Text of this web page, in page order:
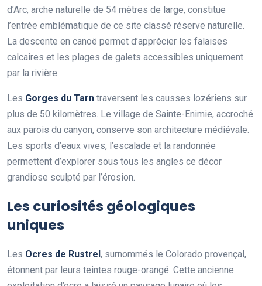
d’Arc, arche naturelle de 54 mètres de large, constitue
l’entrée emblématique de ce site classé réserve naturelle.
La descente en canoë permet d’apprécier les falaises
calcaires et les plages de galets accessibles uniquement
par la rivière.
Les Gorges du Tarn traversent les causses lozériens sur
plus de 50 kilomètres. Le village de Sainte-Enimie, accroché
aux parois du canyon, conserve son architecture médiévale.
Les sports d’eaux vives, l’escalade et la randonnée
permettent d’explorer sous tous les angles ce décor
grandiose sculpté par l’érosion.
Les curiosités géologiques
uniques
Les Ocres de Rustrel, surnommés le Colorado provençal,
étonnent par leurs teintes rouge-orangé. Cette ancienne